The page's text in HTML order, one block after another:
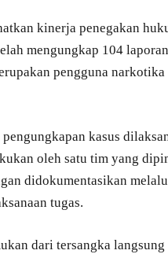
kinerja penegakan
mengungkap 104
pengguna
kasus
oleh satu tim yang
didokumentasikan
tugas.
dari tersangka